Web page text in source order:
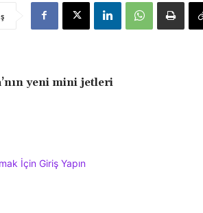
yeni mini jetleri
İçin Giriş Yapın